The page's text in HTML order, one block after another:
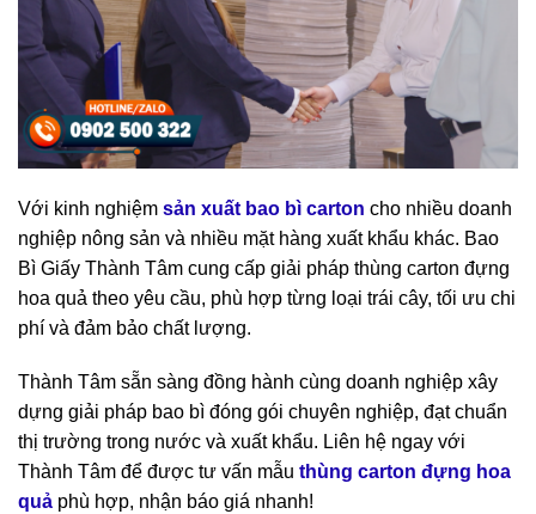
Với kinh nghiệm sản xuất bao bì carton cho nhiều doanh
nghiệp nông sản và nhiều mặt hàng xuất khẩu khác. Bao
Bì Giấy Thành Tâm cung cấp giải pháp thùng carton đựng
hoa quả theo yêu cầu, phù hợp từng loại trái cây, tối ưu chi
phí và đảm bảo chất lượng.
Thành Tâm sẵn sàng đồng hành cùng doanh nghiệp xây
dựng giải pháp bao bì đóng gói chuyên nghiệp, đạt chuẩn
thị trường trong nước và xuất khẩu. Liên hệ ngay với
Thành Tâm để được tư vấn mẫu thùng carton đựng hoa
quả phù hợp, nhận báo giá nhanh!